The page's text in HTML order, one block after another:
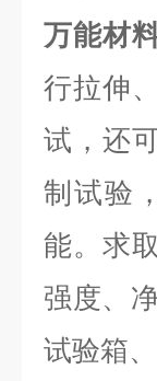
万能材
行拉伸
试，还
制试验
能。求
强度、
试验箱